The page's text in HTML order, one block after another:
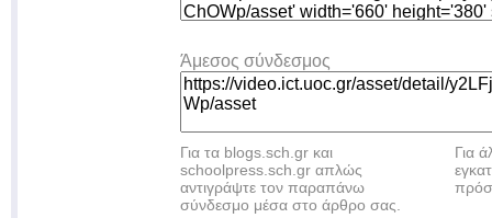
Άμεσος σύνδεσμος
Για τα blogs.sch.gr και
schoolpress.sch.gr απλώς
αντιγράψτε τον παραπάνω
σύνδεσμο μέσα στο άρθρο σας.
Για